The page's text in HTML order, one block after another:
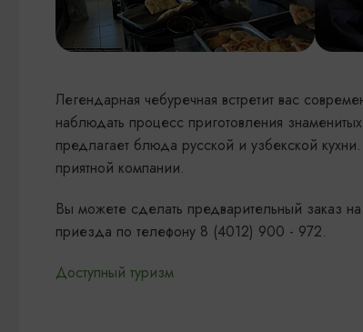
Легендарная чебуречная встретит вас
наблюдать процесс приготовления
предлагает блюда русской и узбекской
приятной компании.
Вы можете сделать предварительный заказ
приезда по телефону 8 (4012) 900 - 972.
Доступный туризм